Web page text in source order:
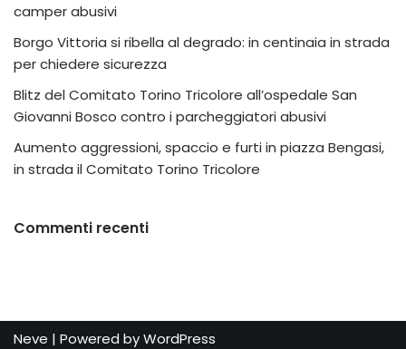
camper abusivi
Borgo Vittoria si ribella al degrado: in centinaia in strada
per chiedere sicurezza
Blitz del Comitato Torino Tricolore all’ospedale San
Giovanni Bosco contro i parcheggiatori abusivi
Aumento aggressioni, spaccio e furti in piazza Bengasi,
in strada il Comitato Torino Tricolore
Commenti recenti
Neve | Powered byWordPress